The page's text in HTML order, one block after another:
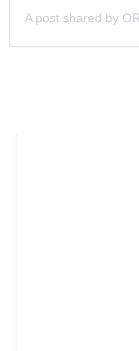
A post shared by